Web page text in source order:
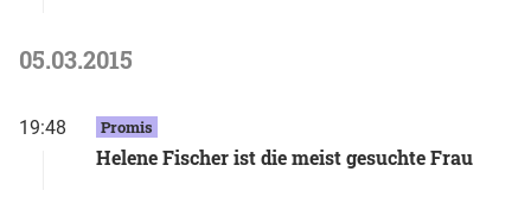
05.03.2015
19:48 Promis
Helene Fischer ist die meist gesuchte Frau